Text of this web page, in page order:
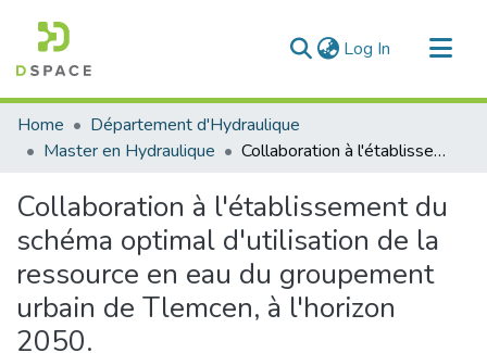
Log In (current)
Communities & Collections
All of DSpace
Home
Département d'Hydraulique
Master en Hydraulique
Collaboration à l'établissement du schéma optimal d'utilisation de la ressource en eau du groupement urbain de Tlemcen, à l'horizon 2050.
Collaboration à l'établissement du
schéma optimal d'utilisation de la
ressource en eau du groupement
urbain de Tlemcen, à l'horizon
2050.